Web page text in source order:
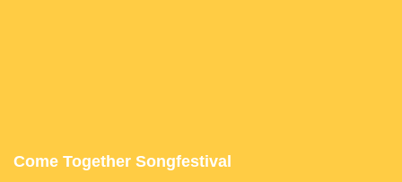
Come Together Songfestival